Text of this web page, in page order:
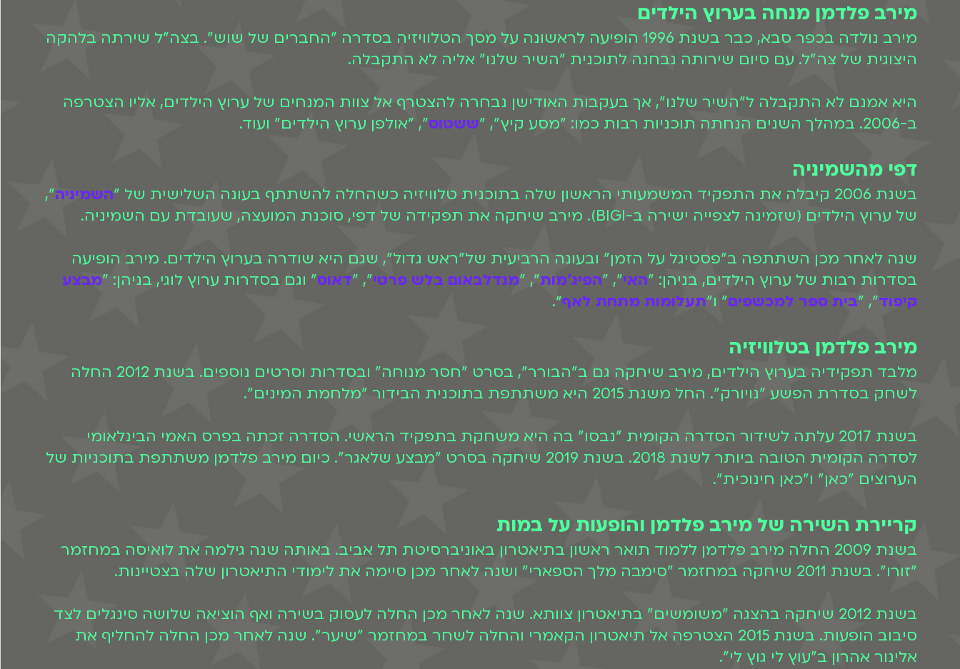
מירב פלדמן מנחה בערוץ הילדים
מירב נולדה בכפר סבא, כבר בשנת 1996 הופיעה לראשונה על מסך הטלוויזיה בסדרה "החברים של שוש". בצה"ל שירתה בלהקה
היצוגית של צה"ל. עם סיום שירותה נבחנה לתוכנית "השיר שלנו" אליה לא התקבלה.
היא אמנם לא התקבלה ל"השיר שלנו", אך בעקבות האודישן נבחרה להצטרף אל צוות המנחים של ערוץ הילדים, אליו הצטרפה
ב-2006. במהלך השנים הנחתה תוכניות רבות כמו: "מסע קיץ", "
ששטוס", "אולפן ערוץ הילדים" ועוד.
דפי מהשמיניה
בשנת 2006 קיבלה את התפקיד המשמעותי הראשון שלה בתוכנית טלוויזיה כשהחלה להשתתף בעונה השלישית של " השמיניה",
של ערוץ הילדים (שזמינה לצפייה ישירה ב-BIGI). מירב שיחקה את תפקידה של דפי, סוכנת המועצה, שעובדת עם השמיניה.
שנה לאחר מכן השתתפה ב"פסטיגל על הזמן" ובעונה הרביעית של"ראש גדול", שגם היא שודרה בערוץ הילדים. מירב הופיעה
בסדרות רבות של ערוץ הילדים, בניהן: "האי", "הפיג'מות", "מנדלבאום בלש פרטי", "דאוס" וגם בסדרות ערוץ לוגי, בניהן: "מבצע
קיפוד", "בית ספר למכשפים" ו"תעלומות מתחת לאף״.
מירב פלדמן בטלוויזיה
מלבד תפקידיה בערוץ הילדים, מירב שיחקה גם ב"הבורר", בסרט "חסר מנוחה" ובסדרות וסרטים נוספים. בשנת 2012 החלה
לשחק בסדרת הפשע "נויורק". החל משנת 2015 היא משתתפת בתוכנית הבידור "מלחמת המינים".
בשנת 2017 עלתה לשידור הסדרה הקומית "נבסו" בה היא משחקת בתפקיד הראשי. הסדרה זכתה ב
פרס האמי הבינלאומי
לסדרה הקומית הטובה ביותר לשנת 2018. בשנת 2019 שיחקה בסרט "מבצע שלאגר". כיום מירב פלדמן משתתפת בתוכניות של
הערוצים "כאן" ו"כאן חינוכית".
קריירת השירה של מירב פלדמן והופעות על במות
בשנת 2009 החלה מירב פלדמן ללמוד תואר ראשון בתיאטרון באוניברסיטת תל אביב. באותה שנה גילמה את לואיסה במחזמר
"זורו". בשנת 2011 שיחקה במחזמר "סימבה מלך הספארי" ושנה לאחר מכן סיימה את לימודי התיאטרון שלה בצטיינות.
בשנת 2012 שיחקה בהצגה "משומשים" בתיאטרון צוותא. שנה לאחר מכן החלה לעסוק בשירה ואף הוציאה שלושה סינגלים לצד
סיבוב הופעות. בשנת 2015 הצטרפה אל תיאטרון הקאמרי והחלה לשחר במחזמר "שיער". שנה לאחר מכן החלה להחליף את
אלינור אהרון ב"עוץ לי גוץ לי".